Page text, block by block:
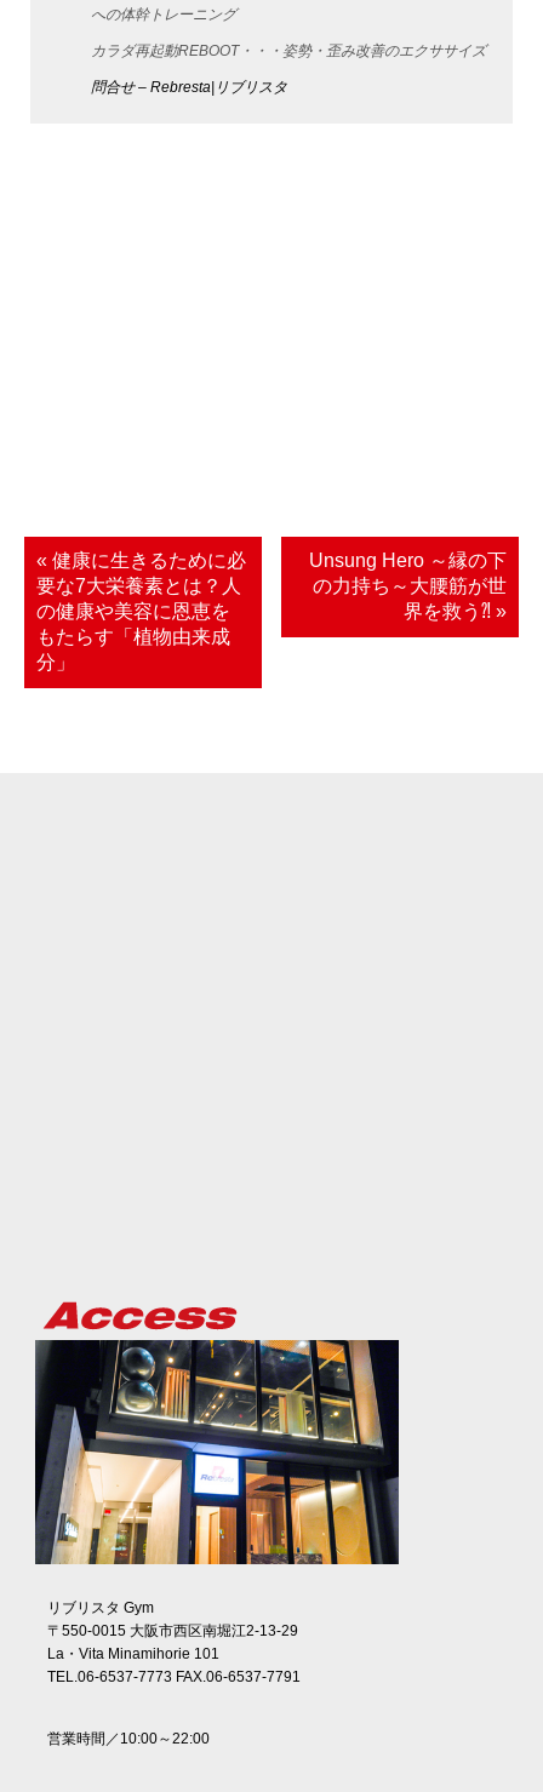
への体幹トレーニング
カラダ再起動REBOOT・・・姿勢・歪み改善のエクササイズ
問合せ – Rebresta|リブリスタ
« 健康に生きるために必
要な7大栄養素とは？人
の健康や美容に恩恵を
もたらす「植物由来成
分」
Unsung Hero ～縁の下
の力持ち～大腰筋が世
界を救う⁈ »
リブリスタ Gym
〒550-0015 大阪市西区南堀江2-13-29
La・Vita Minamihorie 101
TEL.06-6537-7773 FAX.06-6537-7791
営業時間／10:00～22:00